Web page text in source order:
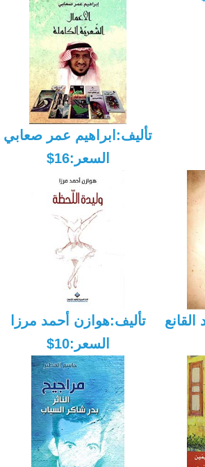
تأليف:ابراهيم عمر صعابي
السعر:16$
تأليف:هوازن أحمد مرزا
السعر:10$